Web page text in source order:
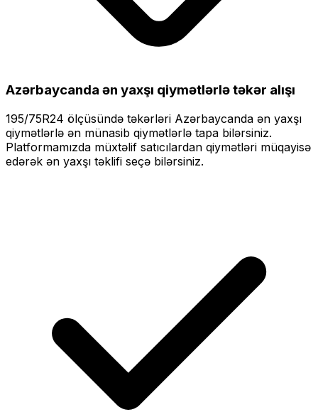
Azərbaycanda ən yaxşı qiymətlərlətəkər alışı
195/75R24 ölçüsündə təkərləri Azərbaycanda ən yaxşı
qiymətlərlə ən münasib qiymətlərlə tapa bilərsiniz.
Platformamızda müxtəlif satıcılardan qiymətləri müqayisə
edərək ən yaxşı təklifi seçə bilərsiniz.